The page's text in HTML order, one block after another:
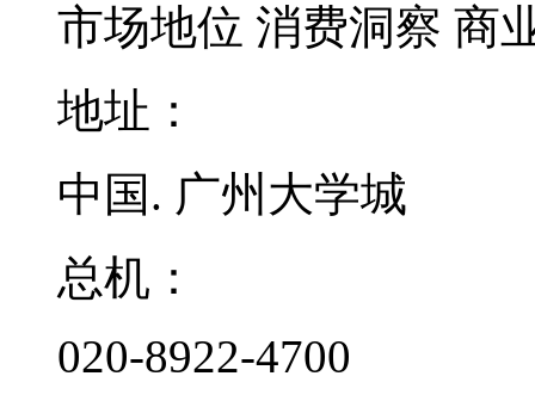
市场地位 消费洞察 商
地址：
中国. 广州大学城
总机：
020-8922-4700